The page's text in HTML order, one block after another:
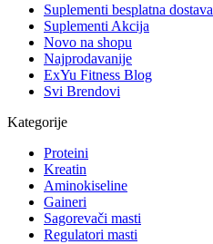
Suplementi besplatna dostava
Suplementi Akcija
Novo na shopu
Najprodavanije
ExYu Fitness Blog
Svi Brendovi
Kategorije
Proteini
Kreatin
Aminokiseline
Gaineri
Sagorevači masti
Regulatori masti